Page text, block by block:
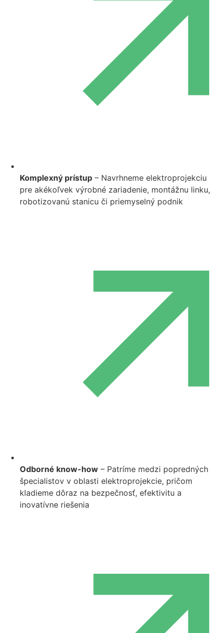
Komplexný prístup – Navrhneme elektroprojekciu
pre akékoľvek výrobné zariadenie, montážnu linku,
robotizovanú stanicu či priemyselný podnik
Odborné know-how – Patríme medzi popredných
špecialistov v oblasti elektroprojekcie, pričom
kladieme dôraz na bezpečnosť, efektivitu a
inovatívne riešenia